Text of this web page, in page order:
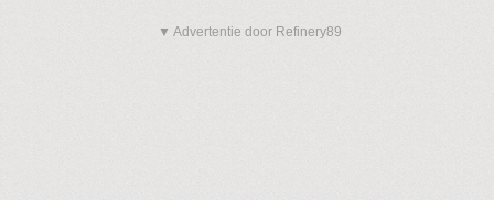
▼ Advertentie door Refinery89